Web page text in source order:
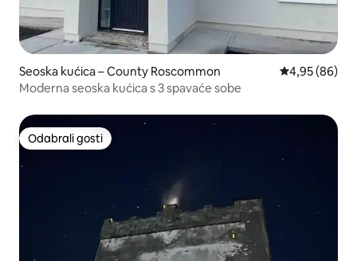
Seoska kućica – County Roscommon Prosječna
4,95 (86)
Moderna seoska kućica s 3 spavaće sobe
Odabrali gosti
Odabrali gosti